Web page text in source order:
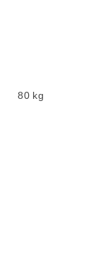
80 kg